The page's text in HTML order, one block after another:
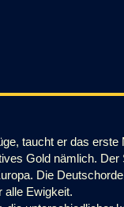
taucht er das
Gold nämlich.
Die
alle Ewigkeit.